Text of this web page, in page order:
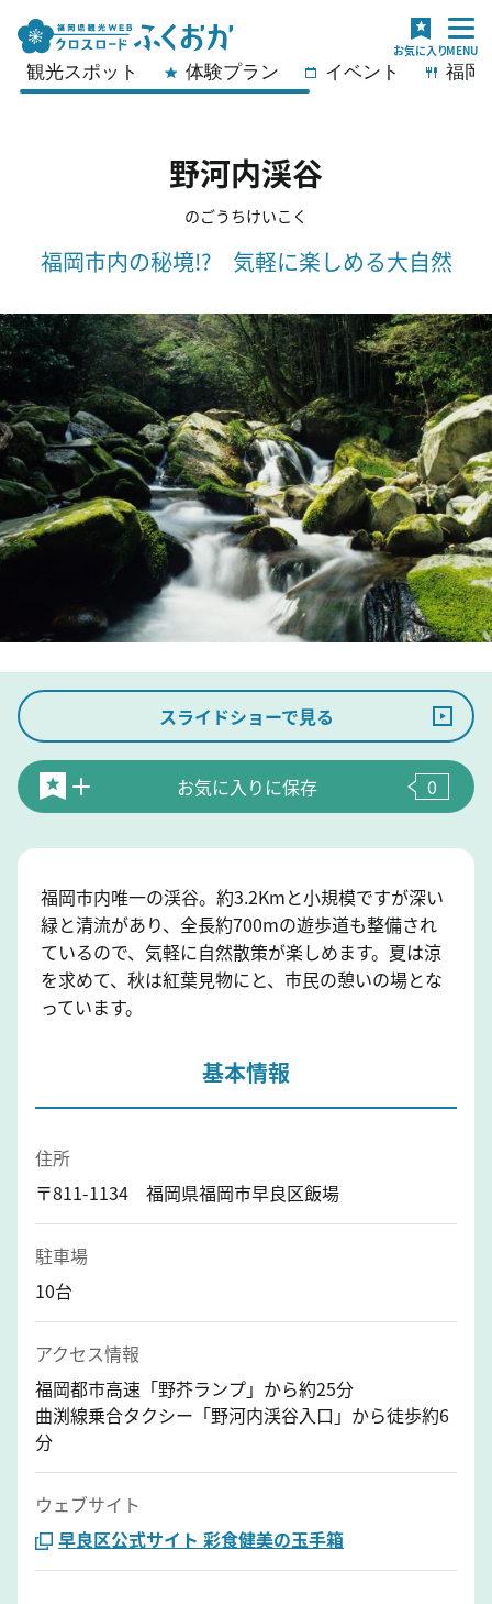
観光スポット 体験プラン イベント 福岡
野河内渓谷
のごうちけいこく
福岡市内の秘境!? 気軽に楽しめる大自然
スライドショーで見る
お気に入りに保存 0
福岡市内唯一の渓谷。約3.2Kmと小規模ですが深い
緑と清流があり、全長約700mの遊歩道も整備され
ているので、気軽に自然散策が楽しめます。夏は涼
を求めて、秋は紅葉見物にと、市民の憩いの場とな
っています。
基本情報
住所
〒811-1134 福岡県福岡市早良区飯場
駐車場
10台
アクセス情報
福岡都市高速「野芥ランプ」から約25分
曲渕線乗合タクシー「野河内渓谷入口」から徒歩約6
分
ウェブサイト
早良区公式サイト 彩食健美の玉手箱